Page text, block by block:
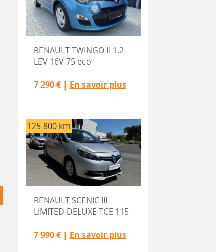
RENAULT TWINGO II 1.2
LEV 16V 75 eco²
7 290 € | En savoir plus
125 800 km
RENAULT SCENIC III
LIMITED DELUXE TCE 115
7 990 € | En savoir plus